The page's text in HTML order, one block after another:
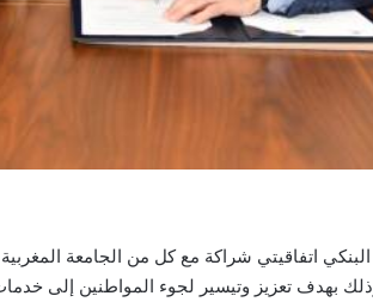
اتفاقيتي شراكة مع كل من الجامعة
بهدف تعزيز وتيسير لجوء المواطنين إلى